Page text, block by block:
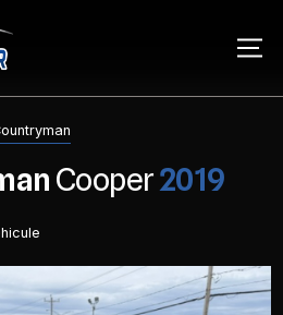
Cooper2019